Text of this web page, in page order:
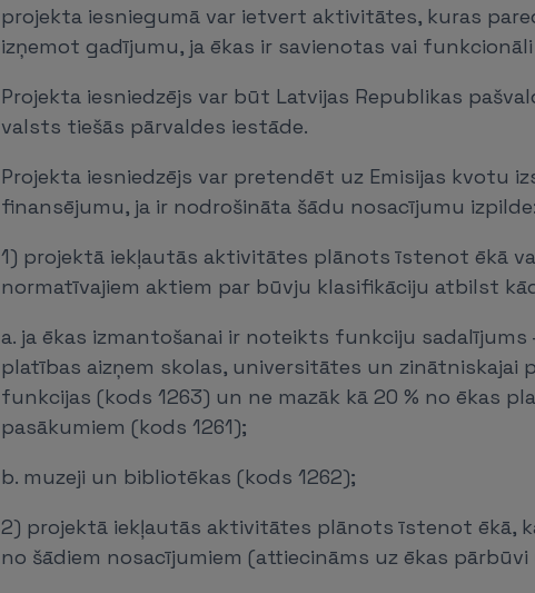
projekta iesniegumā var ietvert aktivitātes, kuras
izņemot gadījumu, ja ēkas ir savienotas vai
Projekta iesniedzējs var būt Latvijas Republikas
valsts tiešās pārvaldes iestāde.
Projekta iesniedzējs var pretendēt uz Emisijas kvotu
finansējumu, ja ir nodrošināta šādu nosacījumu izpilde:
1) projektā iekļautās aktivitātes plānots īstenot ēkā
normatīvajiem aktiem par būvju klasifikāciju atbilst
a. ja ēkas izmantošanai ir noteikts funkciju sadalījums
platības aizņem skolas, universitātes un zinātniskajai
funkcijas (kods 1263) un ne mazāk kā 20 % no ēkas
pasākumiem (kods 1261);
b. muzeji un bibliotēkas (kods 1262);
2) projektā iekļautās aktivitātes plānots īstenot ēkā,
no šādiem nosacījumiem (attiecināms uz ēkas